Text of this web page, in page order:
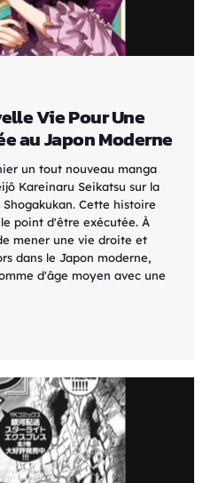
Vie Pour Une
au Japon Moderne
un tout nouveau manga
Kareinaru Seikatsu sur la
Cette histoire
point d'être exécutée. À
mener une vie droite et
dans le Japon moderne,
d'âge moyen avec une